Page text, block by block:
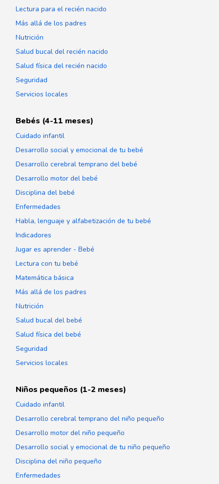
Lectura para el recién nacido
Más allá de los padres
Nutrición
Salud bucal del recién nacido
Salud física del recién nacido
Seguridad
Servicios locales
Bebés (4-11 meses)
Cuidado infantil
Desarrollo social y emocional de tu bebé
Desarrollo cerebral temprano del bebé
Desarrollo motor del bebé
Disciplina del bebé
Enfermedades
Habla, lenguaje y alfabetización de tu bebé
Indicadores
Jugar es aprender - Bebé
Lectura con tu bebé
Matemática básica
Más allá de los padres
Nutrición
Salud bucal del bebé
Salud física del bebé
Seguridad
Servicios locales
Niños pequeños (1-2 meses)
Cuidado infantil
Desarrollo cerebral temprano del niño pequeño
Desarrollo motor del niño pequeño
Desarrollo social y emocional de tu niño pequeño
Disciplina del niño pequeño
Enfermedades